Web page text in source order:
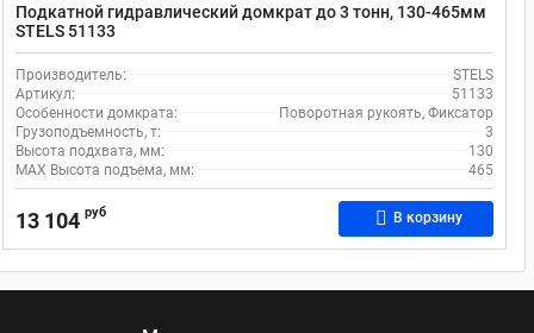
Подкатной гидравлический домкрат до 3 тонн, 130-465мм
STELS 51133
Производитель:
STELS
Артикул:
51133
Особенности домкрата:
Поворотная рукоять, Фиксатор
Грузоподъемность, т:
3
Высота подхвата, мм:
130
MAX Высота подъема, мм:
465
13 104 руб В корзину